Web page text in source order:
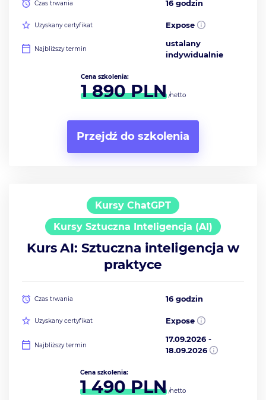
Czas trwania 16 godzin
Uzyskany certyfikat Expose
Najbliższy termin
ustalany
indywidualnie
Cena szkolenia:
1 890PLN/netto
Przejdź do szkolenia
Kursy ChatGPT
Kursy Sztuczna Inteligencja (AI)
Kurs AI: Sztuczna inteligencja w
praktyce
Czas trwania 16 godzin
Uzyskany certyfikat Expose
Najbliższy termin
17.09.2026 -
18.09.2026
Cena szkolenia:
1 490PLN /netto